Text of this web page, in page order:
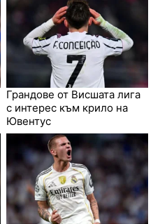
Грандове от Висшата лига
с интерес към крило на
Ювентус